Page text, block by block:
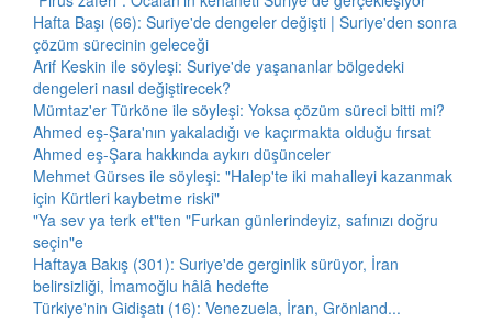
Hafta Başı (66): Suriye'de dengeler değişti | Suriye'den sonra
çözüm sürecinin geleceği
Arif Keskin ile söyleşi: Suriye'de yaşananlar bölgedeki
dengeleri nasıl değiştirecek?
Mümtaz'er Türköne ile söyleşi: Yoksa çözüm süreci bitti mi?
Ahmed eş-Şara'nın yakaladığı ve kaçırmakta olduğu fırsat
Ahmed eş-Şara hakkında aykırı düşünceler
Mehmet Gürses ile söyleşi: "Halep'te iki mahalleyi kazanmak
için Kürtleri kaybetme riski"
"Ya sev ya terk et"ten "Furkan günlerindeyiz, safınızı doğru
seçin"e
Haftaya Bakış (301): Suriye'de gerginlik sürüyor, İran
belirsizliği, İmamoğlu hâlâ hedefte
Türkiye'nin Gidişatı (16): Venezuela, İran, Grönland...